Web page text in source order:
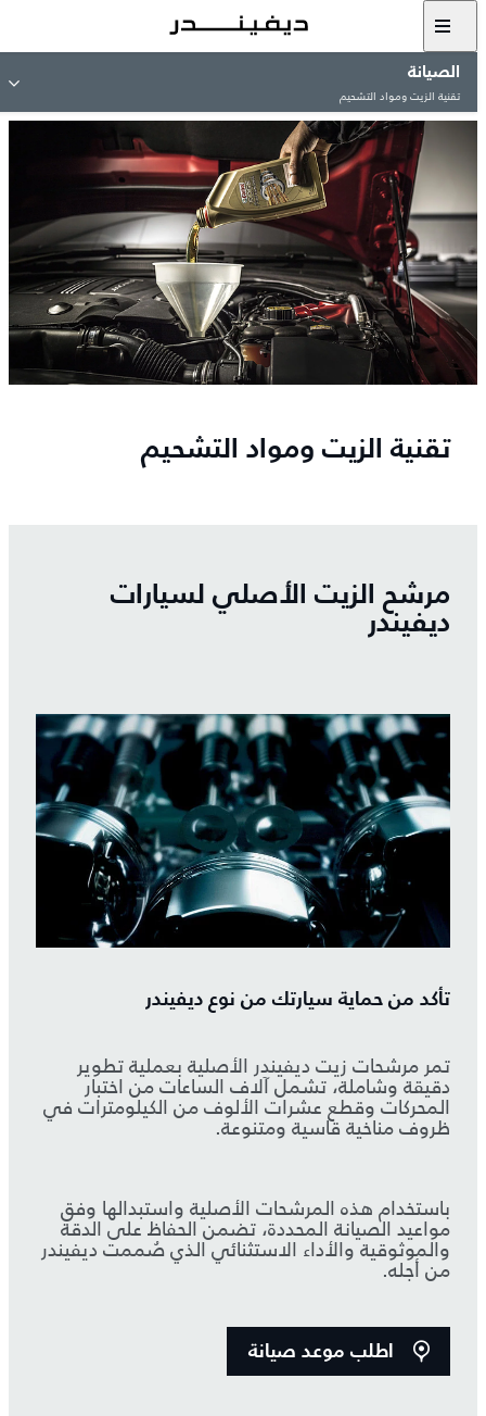
الصيانة
تقنية الزيت ومواد التشحيم
تقنية الزيت ومواد التشحيم
مرشح الزيت الأصلي لسيارات
ديفيندر
تأكد من حماية سيارتك من نوع ديفيندر
تمر مرشحات زيت ديفيندر الأصلية بعملية تطوير
دقيقة وشاملة، تشمل آلاف الساعات من اختبار
المحركات وقطع عشرات الألوف من الكيلومترات في
ظروف مناخية قاسية ومتنوعة.
باستخدام هذه المرشحات الأصلية واستبدالها وفق
مواعيد الصيانة المحددة، تضمن الحفاظ على الدقة
والموثوقية والأداء الاستثنائي الذي صُممت ديفيندر
من أجله.
اطلب موعد صيانة